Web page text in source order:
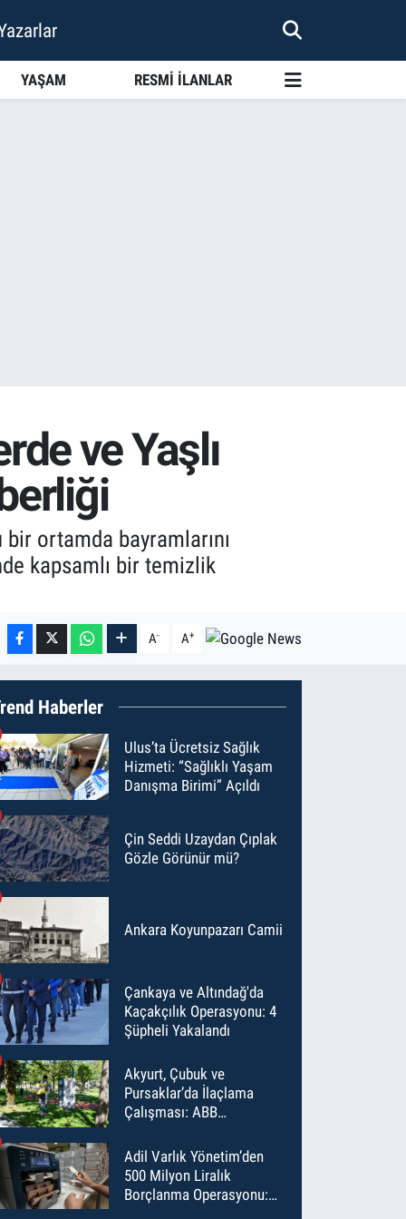
YAŞAM RESMİ İLANLAR
ve Yaşlı
ortamda bayramlarını
kapsamlı bir temizlik
A- A+
Haberler
Ulus’ta Ücretsiz Sağlık
Hizmeti: “Sağlıklı Yaşam
Danışma Birimi” Açıldı
Çin Seddi Uzaydan Çıplak
Gözle Görünür mü?
Ankara Koyunpazarı Camii
Çankaya ve Altındağ'da
Kaçakçılık Operasyonu: 4
Şüpheli Yakalandı
Akyurt, Çubuk ve
Pursaklar’da İlaçlama
Çalışması: ABB
İlaçladı
Adil Varlık Yönetim’den
500 Milyon Liralık
Borçlanma Operasyonu: